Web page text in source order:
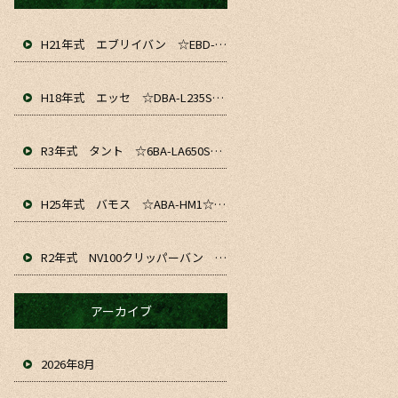
H21年式 エブリイバン ☆EBD-DA64V☆ 入庫&仕上がりました！！ お仕事や通勤、軽貨物にいかがでしょうか☆
H18年式 エッセ ☆DBA-L235S☆ 入庫&仕上がりました～！ お仕事や通勤、普段のお車にいかがでしょうか☆
R3年式 タント ☆6BA-LA650S☆ 入庫&仕上がりました！！ お仕事や通勤、普段のお車にいかがでしょうか☆
H25年式 バモス ☆ABA-HM1☆ 入庫&仕上がりました！！お仕事や普段のお車にいかがでしょうか☆
R2年式 NV100クリッパーバン ☆HBD-DR17V☆ 入庫&仕上がりました！！ お仕事や趣味、普段のお車にいかがでしょうか☆
アーカイブ
2026年8月